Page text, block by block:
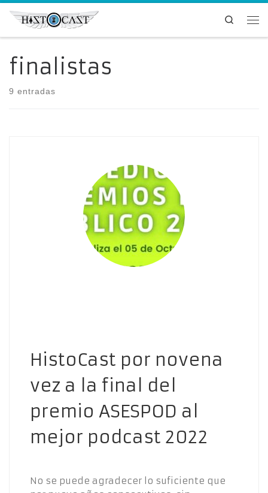
Saltar al contenido
Search
finalistas
9 entradas
HistoCast por novena
vez a la final del
premio ASESPOD al
mejor podcast 2022
No se puede agradecer lo suficiente que